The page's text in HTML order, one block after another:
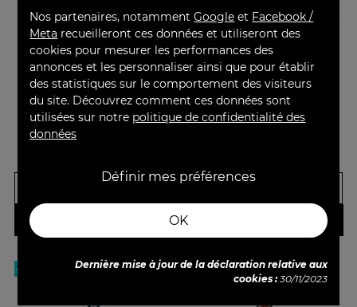
Caviar Kasnodar Baeri
Black Edition 250g
Caviar de Madagascar
+
Les Bulles Crémant -
Château L'Estrille
Crémant de Bordeaux -
Méthode Traditionnelle
-
Nos partenaires, notammentGoogle et Facebook /
Meta recueilleront ces données et utiliseront des
cookies pour mesurer les performances des
annonces et les personnaliser ainsi que pour établir
des statistiques sur le comportement des visiteurs
du site. Découvrez comment ces données sont
utilisées sur notre politique de confidentialité des
données
OK
Définir mes préférences
Dernière mise à jour de la déclaration relative aux
cookies :30/11/2023